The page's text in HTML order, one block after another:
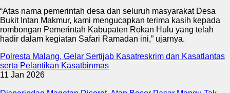
“Atas nama pemerintah desa dan seluruh masyarakat Desa
Bukit Intan Makmur, kami mengucapkan terima kasih kepada
rombongan Pemerintah Kabupaten Rokan Hulu yang telah
hadir dalam kegiatan Safari Ramadan ini,” ujarnya.
Polresta Malang, Gelar Sertijab Kasatreskrim dan Kasatlantas
serta Pelantikan Kasatbinmas
11 Jan 2026